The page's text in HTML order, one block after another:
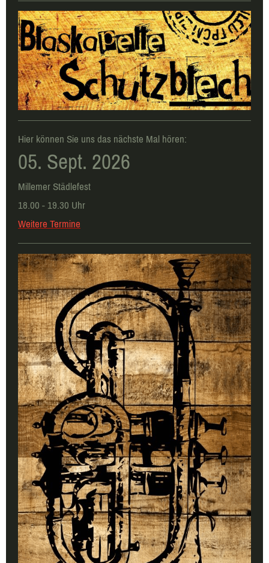
Hier können Sie uns das nächste Mal hören:
05. Sept. 2026
Millemer Städlefest
18.00 - 19.30 Uhr
Weitere Termine